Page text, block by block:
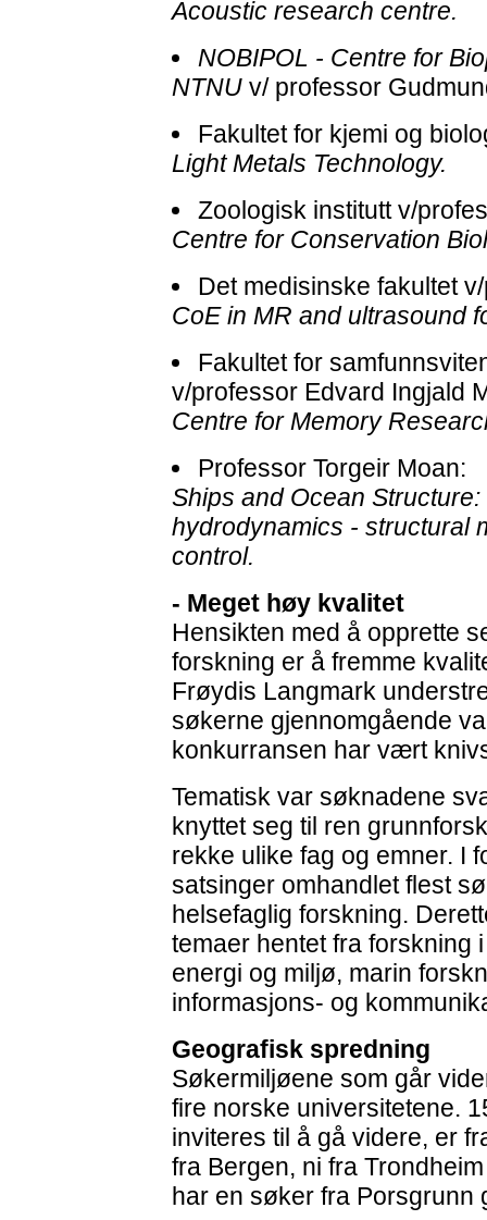
Acoustic research centre.
NOBIPOL - Centre for
NTNU v/ professor
Fakultet for kjemi og
Light Metals Technology.
Zoologisk institutt v/
Centre for Conservation
Det medisinske fakultet
CoE in MR and ultrasound
Fakultet for
v/professor Edvard Ingjald
Centre for Memory
Professor Torgeir Moan:
Ships and Ocean
hydrodynamics - structural
control.
- Meget høy kvalitet
Hensikten med å opprette
forskning er å fremme
Frøydis Langmark
søkerne gjennomgående
konkurransen har vært
Tematisk var søknadene
knyttet seg til ren
rekke ulike fag og emner. I
satsinger omhandlet flest
helsefaglig forskning.
temaer hentet fra forskning
energi og miljø, marin
informasjons- og
Geografisk spredning
Søkermiljøene som går
fire norske universitetene.
inviteres til å gå videre, er
fra Bergen, ni fra
har en søker fra Porsgrunn